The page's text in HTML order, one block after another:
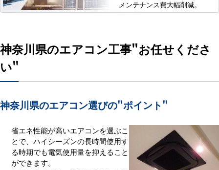
メンテナンス費大幅削減。
神奈川県のエアコン工事"お任せくださ
い"
神奈川県のエアコン選びの"ポイント"
省エネ性能が高いエアコンを選ぶこ
とで、ハイシーズンの長時間使用す
る時期でも電気使用量を抑えること
ができます。